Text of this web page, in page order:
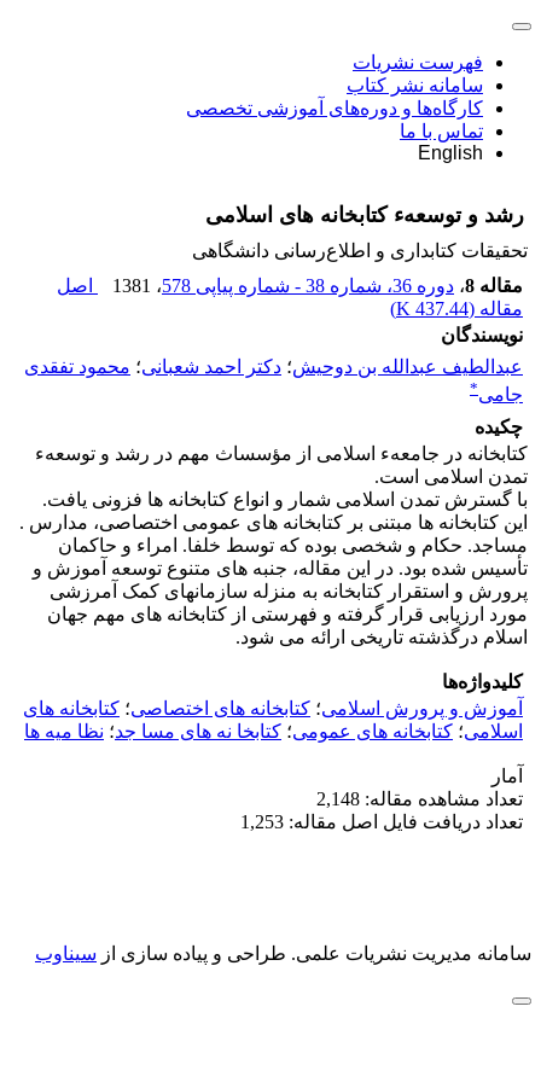
فهرست نشریات
سامانه نشر کتاب
کارگاه‌ها و دوره‌های آموزشی تخصصی
تماس با ما
English
رشد و توسعهء کتابخانه های اسلامی
تحقیقات کتابداری و اطلاع‌رسانی دانشگاهی
مقاله 8
، دوره 36، شماره 38 - شماره پیاپی 578 ، 1381
اصل
مقاله (437.44 K
)
نویسندگان
عبدالطیف عبدالله بن دوحیش؛ دکتر احمد شعبانى؛ محمود تفقدى
جامى*
چکیده
کتابخانه در جامعهء اسلامی از مؤسساث مهم در رشد و توسعهء
تمدن اسلامی است.
با گسترش تمدن اسلامی شمار و انواع کتابخانه ها فزونی یافت.
این کتابخانه ها مبتنی بر کتابخانه های عمومی اختصاصی، مدارس .
مساجد. حکام و شخصی بوده که توسط خلفا. امراء و حاکمان
تأسیس شده بود. در این مقاله، جنبه های متنوع توسعه آموزش و
پرورش و استقرار کتابخانه به منزله سازمانهای کمک آمرزشی
مورد ارزیابی قرار گرفته و فهرستی از کتابخانه های مهم جهان
اسلام درگذشته تاریخی ارائه می شود.
کلیدواژه‌ها
آموزش و پرورش اسلامی؛ کتابخانه های اختصاصی؛ کتابخانه های
اسلامی؛ کتابخانه های عمومی؛ کتابخا نه های مسا جد؛ نظا میه ها
آمار
تعداد مشاهده مقاله: 2,148
تعداد دریافت فایل اصل مقاله: 1,253
سامانه مدیریت نشریات علمی. طراحی و پیاده سازی از سیناوب